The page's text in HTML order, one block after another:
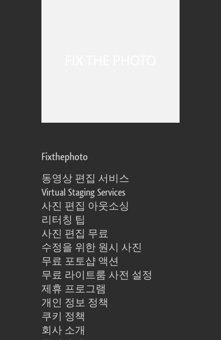
Fixthephoto
동영상 편집 서비스
Virtual Staging Services
사진 편집 아웃소싱
리터칭 팁
사진 편집 무료
수정을 위한 원시 사진
무료 포토샵 액션
무료 라이트룸 사전 설정
제휴 프로그램
개인 정보 정책
쿠키 정책
회사 소개